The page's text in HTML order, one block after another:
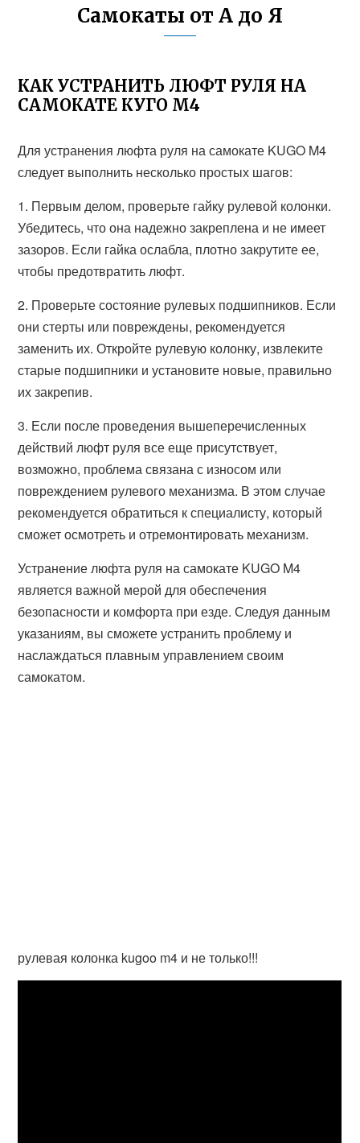
Самокаты от А до Я
КАК УСТРАНИТЬ ЛЮФТ РУЛЯ НА
САМОКАТЕ КУГО М4
Для устранения люфта руля на самокате KUGO M4
следует выполнить несколько простых шагов:
1. Первым делом, проверьте гайку рулевой колонки.
Убедитесь, что она надежно закреплена и не имеет
зазоров. Если гайка ослабла, плотно закрутите ее,
чтобы предотвратить люфт.
2. Проверьте состояние рулевых подшипников. Если
они стерты или повреждены, рекомендуется
заменить их. Откройте рулевую колонку, извлеките
старые подшипники и установите новые, правильно
их закрепив.
3. Если после проведения вышеперечисленных
действий люфт руля все еще присутствует,
возможно, проблема связана с износом или
повреждением рулевого механизма. В этом случае
рекомендуется обратиться к специалисту, который
сможет осмотреть и отремонтировать механизм.
Устранение люфта руля на самокате KUGO M4
является важной мерой для обеспечения
безопасности и комфорта при езде. Следуя данным
указаниям, вы сможете устранить проблему и
наслаждаться плавным управлением своим
самокатом.
рулевая колонка kugoo m4 и не только!!!